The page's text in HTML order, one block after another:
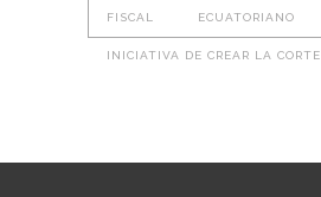
FISCAL ECUATORIANO
INICIATIVA DE CREAR LA CORTE